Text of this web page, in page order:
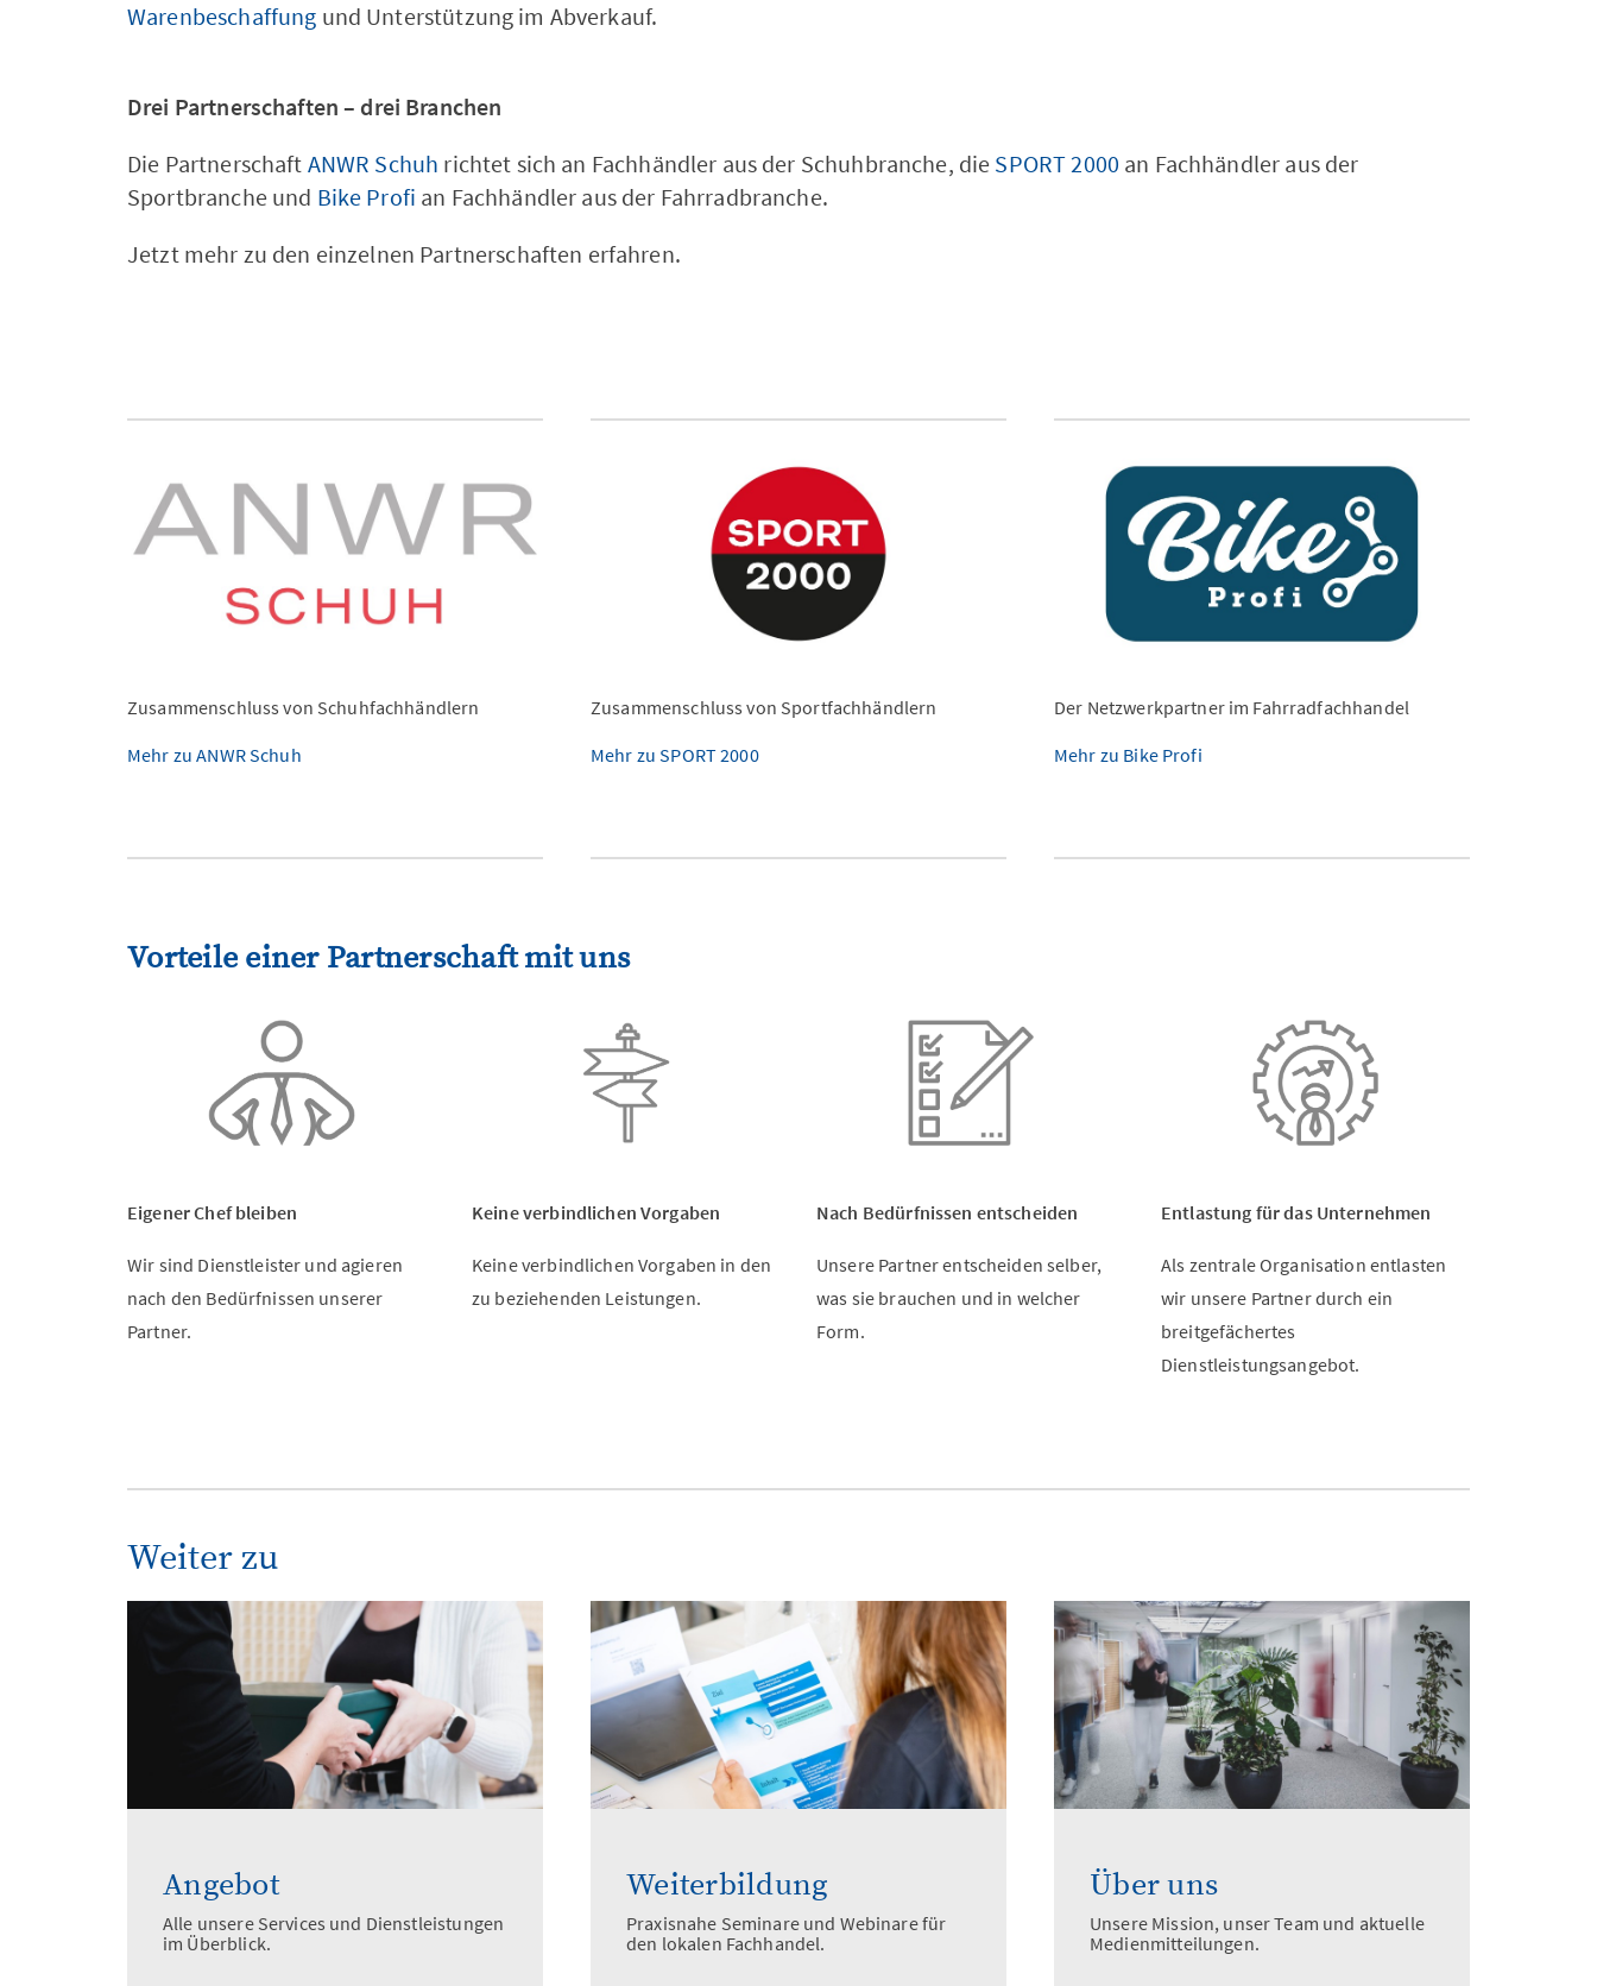
Warenbeschaffung und Unterstützung im Abverkauf.
Drei Partnerschaften – drei Branchen
Die Partnerschaft ANWR Schuh richtet sich an Fachhändler aus der Schuhbranche, die SPORT 2000 an Fachhändler aus der
Sportbranche und Bike Profi an Fachhändler aus der Fahrradbranche.
Jetzt mehr zu den einzelnen Partnerschaften erfahren.
Zusammenschluss von Schuhfachhändlern
Mehr zu ANWR Schuh
Zusammenschluss von Sportfachhändlern
Mehr zu SPORT 2000
Der Netzwerkpartner im Fahrradfachhandel
Mehr zu Bike Profi
Vorteile einer Partnerschaft mit uns
Eigener Chef bleiben
Wir sind Dienstleister und agieren
nach den Bedürfnissen unserer
Partner.
Keine verbindlichen Vorgaben
Keine verbindlichen Vorgaben in den
zu beziehenden Leistungen.
Nach Bedürfnissen entscheiden
Unsere Partner entscheiden selber,
was sie brauchen und in welcher
Form.
Entlastung für das Unternehmen
Als zentrale Organisation entlasten
wir unsere Partner durch ein
breitgefächertes
Dienstleistungsangebot.
Weiter zu
Angebot
Alle unsere Services und Dienstleistungen
im Überblick.
Weiterbildung
Praxisnahe Seminare und Webinare für
den lokalen Fachhandel.
Über uns
Unsere Mission, unser Team und aktuelle
Medienmitteilungen.